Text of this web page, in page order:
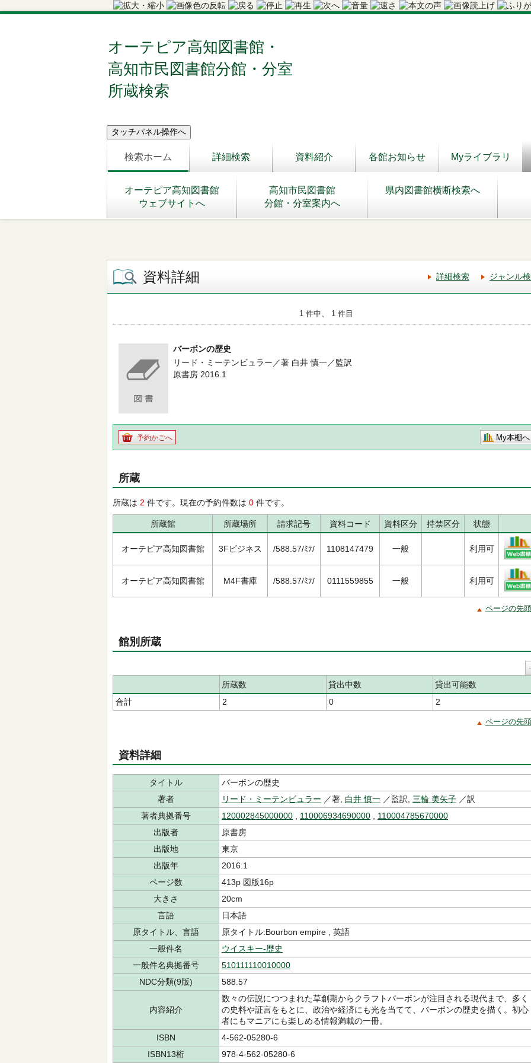
オーテピア高知図書館・
高知市民図書館分館・分室
所蔵検索
検索ホーム 詳細検索 資料紹介 各館お知らせ Myライブラリ
オーテピア高知図書館
ウェブサイトへ
高知市民図書館
分館・分室案内へ
県内図書館横断検索へ
資料詳細 詳細検索 ジャンル
1 件中、 1 件目
バーボンの歴史
リード・ミーテンビュラー／著 白井 慎一／監訳
原書房 2016.1
予約かごへ My本棚へ
所蔵
所蔵は 2 件です。現在の予約件数は 0 件です。
所蔵館 所蔵場所 請求記号 資料コード 資料区分 持禁区分 状態
オーテピア高知図書館 3Fビジネス /588.57/ﾐﾃ/ 1108147479 一般 利用可
オーテピア高知図書館 M4F書庫 /588.57/ﾐﾃ/ 0111559855 一般 利用可
ページの先
館別所蔵
所蔵数 貸出中数
貸出可能数
合計
2 0 2
ページの先
資料詳細
タイトル
バーボンの歴史
著者
リード・ミーテンビュラー ／著, 白井 慎一 ／監訳, 三輪 美矢子 ／訳
著者典拠番号
120002845000000 110006934690000
110004785670000
出版者
原書房
出版地
東京
出版年
2016.1
ページ数
413p 図版16p
大きさ
20cm
言語
日本語
原タイトル、言語
原タイトル:Bourbon empire , 英語
一般件名
ウイスキー-歴史
一般件名典拠番号
510111110010000
NDC分類(9版)
588.57
内容紹介
数々の伝説につつまれた草創期からクラフトバーボンが注目される現代まで、多く
の史料や証言をもとに、政治や経済にも光を当てて、バーボンの歴史を描く。初心
者にもマニアにも楽しめる情報満載の一冊。
ISBN
4-562-05280-6
ISBN13桁
978-4-562-05280-6